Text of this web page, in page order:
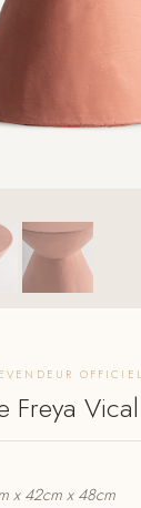
Freya
x 42cm x 48cm